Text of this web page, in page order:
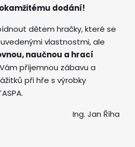
dodání!
dětem hračky, které se
vlastnostmi, ale
naučnou a hrací
příjemnou zábavu a
při hře s výrobky
Ing. Jan Říha